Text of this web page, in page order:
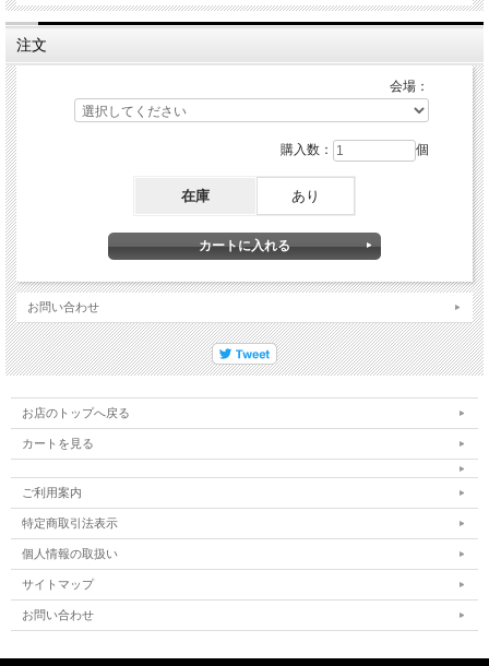
略儀ではございますが、取り急ぎ文面にてお詫び申し上げます。
今後とも変わらぬ 御愛好のほどよろしくお願い申し上げます。
今大会の中学生団体戦を会場ごとに、1回戦～コート決勝までの試合の模様をＤＶ
Ｄ4本セットにて販売開始。
一生に一度しかないこの瞬間をプロのカメラ機材で納めました。開閉会式シーンな
注文
会場：
購入数： 個
在庫 あり
お問い合わせ
お店のトップへ戻る
カートを見る
ご利用案内
特定商取引法表示
個人情報の取扱い
サイトマップ
お問い合わせ